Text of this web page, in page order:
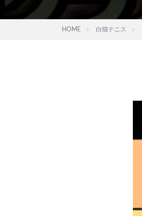
HOME 白猫テニス